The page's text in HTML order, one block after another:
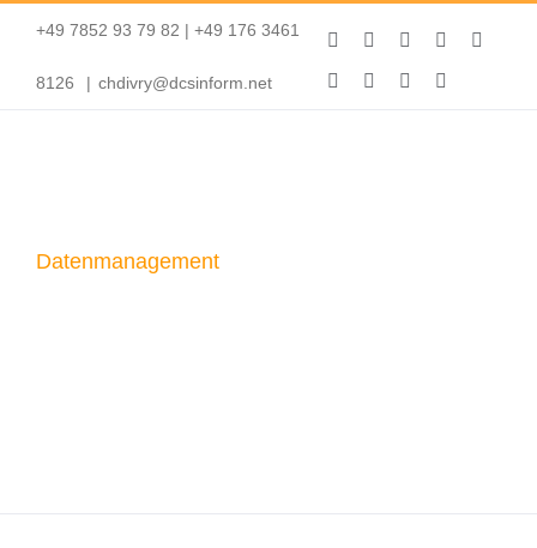
springen
+49 7852 93 79 82 | +49 176 3461
8126 | chdivry@dcsinform.net
Facebook YouTube
Skype
WhatsAppDropboxPinterest
Datenmanagement